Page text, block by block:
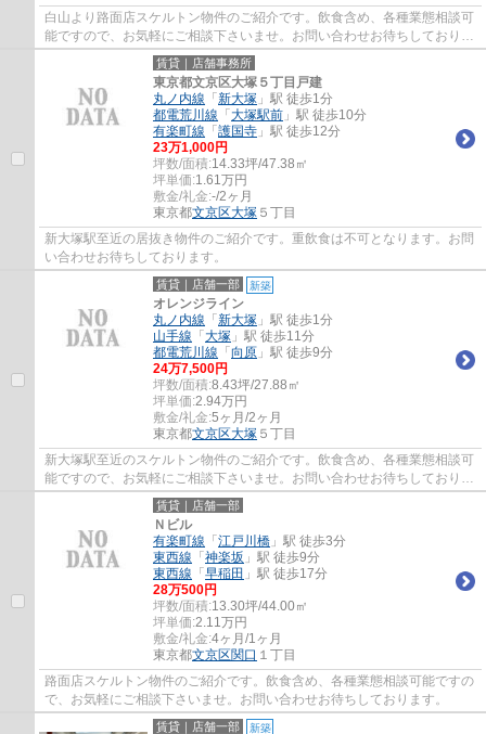
白山より路面店スケルトン物件のご紹介です。飲食含め、各種業態相談可
能ですので、お気軽にご相談下さいませ。お問い合わせお待ちしておりま
す。
賃貸｜店舗事務所
東京都文京区大塚５丁目戸建
丸ノ内線 「 新大塚 」駅 徒歩1分
都電荒川線 「 大塚駅前 」駅 徒歩10分
有楽町線 「 護国寺 」駅 徒歩12分
23万1,000円
坪数/面積:14.33坪/47.38㎡
坪単価:1.61万円
敷金/礼金:-/2ヶ月
東京都文京区大塚 ５丁目
新大塚駅至近の居抜き物件のご紹介です。重飲食は不可となります。お問
い合わせお待ちしております。
賃貸｜店舗一部 新築
オレンジライン
丸ノ内線 「 新大塚 」駅 徒歩1分
山手線 「 大塚 」駅 徒歩11分
都電荒川線 「 向原 」駅 徒歩9分
24万7,500円
坪数/面積:8.43坪/27.88㎡
坪単価:2.94万円
敷金/礼金:5ヶ月/2ヶ月
東京都文京区大塚 ５丁目
新大塚駅至近のスケルトン物件のご紹介です。飲食含め、各種業態相談可
能ですので、お気軽にご相談下さいませ。お問い合わせお待ちしておりま
す。
賃貸｜店舗一部
Ｎビル
有楽町線 「 江戸川橋 」駅 徒歩3分
東西線 「 神楽坂 」駅 徒歩9分
東西線 「 早稲田 」駅 徒歩17分
28万500円
坪数/面積:13.30坪/44.00㎡
坪単価:2.11万円
敷金/礼金:4ヶ月/1ヶ月
東京都文京区関口 １丁目
路面店スケルトン物件のご紹介です。飲食含め、各種業態相談可能ですの
で、お気軽にご相談下さいませ。お問い合わせお待ちしております。
賃貸｜店舗一部 新築